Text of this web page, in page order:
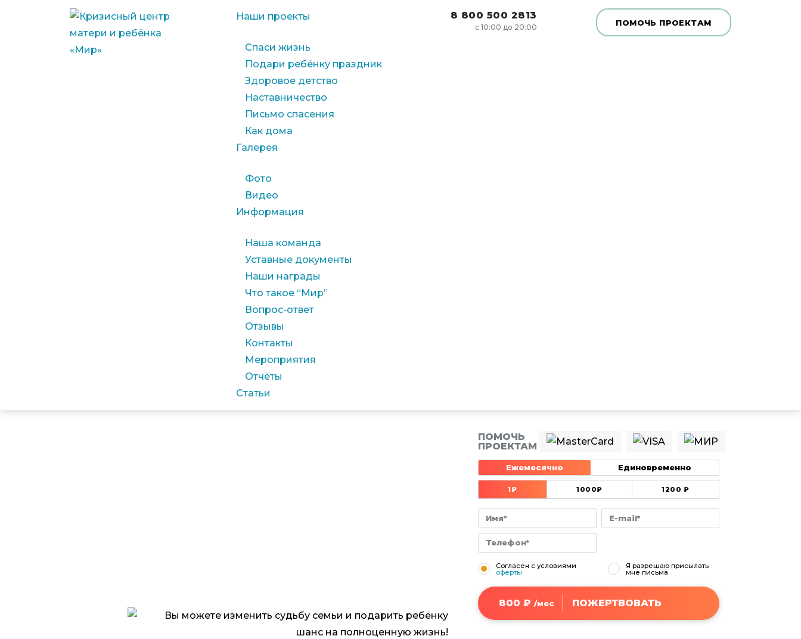
Наши проекты
Спаси жизнь
Подари ребёнку праздник
Здоровое детство
Наставничество
Письмо спасения
Как дома
Галерея
Фото
Видео
Информация
Наша команда
Уставные документы
Наши награды
Что такое “Мир”
Вопрос-ответ
Отзывы
Контакты
Мероприятия
Отчёты
Статьи
8 800 500 2813
с 10:00 до 20:00 ПОМОЧЬ ПРОЕКТАМ
ПОМОЧЬ
ПРОЕКТАМ
Ежемесячно Единовременно
1 1000 1200
Согласен с условиями
оферты
Я разрешаю присылать
мне письма
800 /мес ПОЖЕРТВОВАТЬ